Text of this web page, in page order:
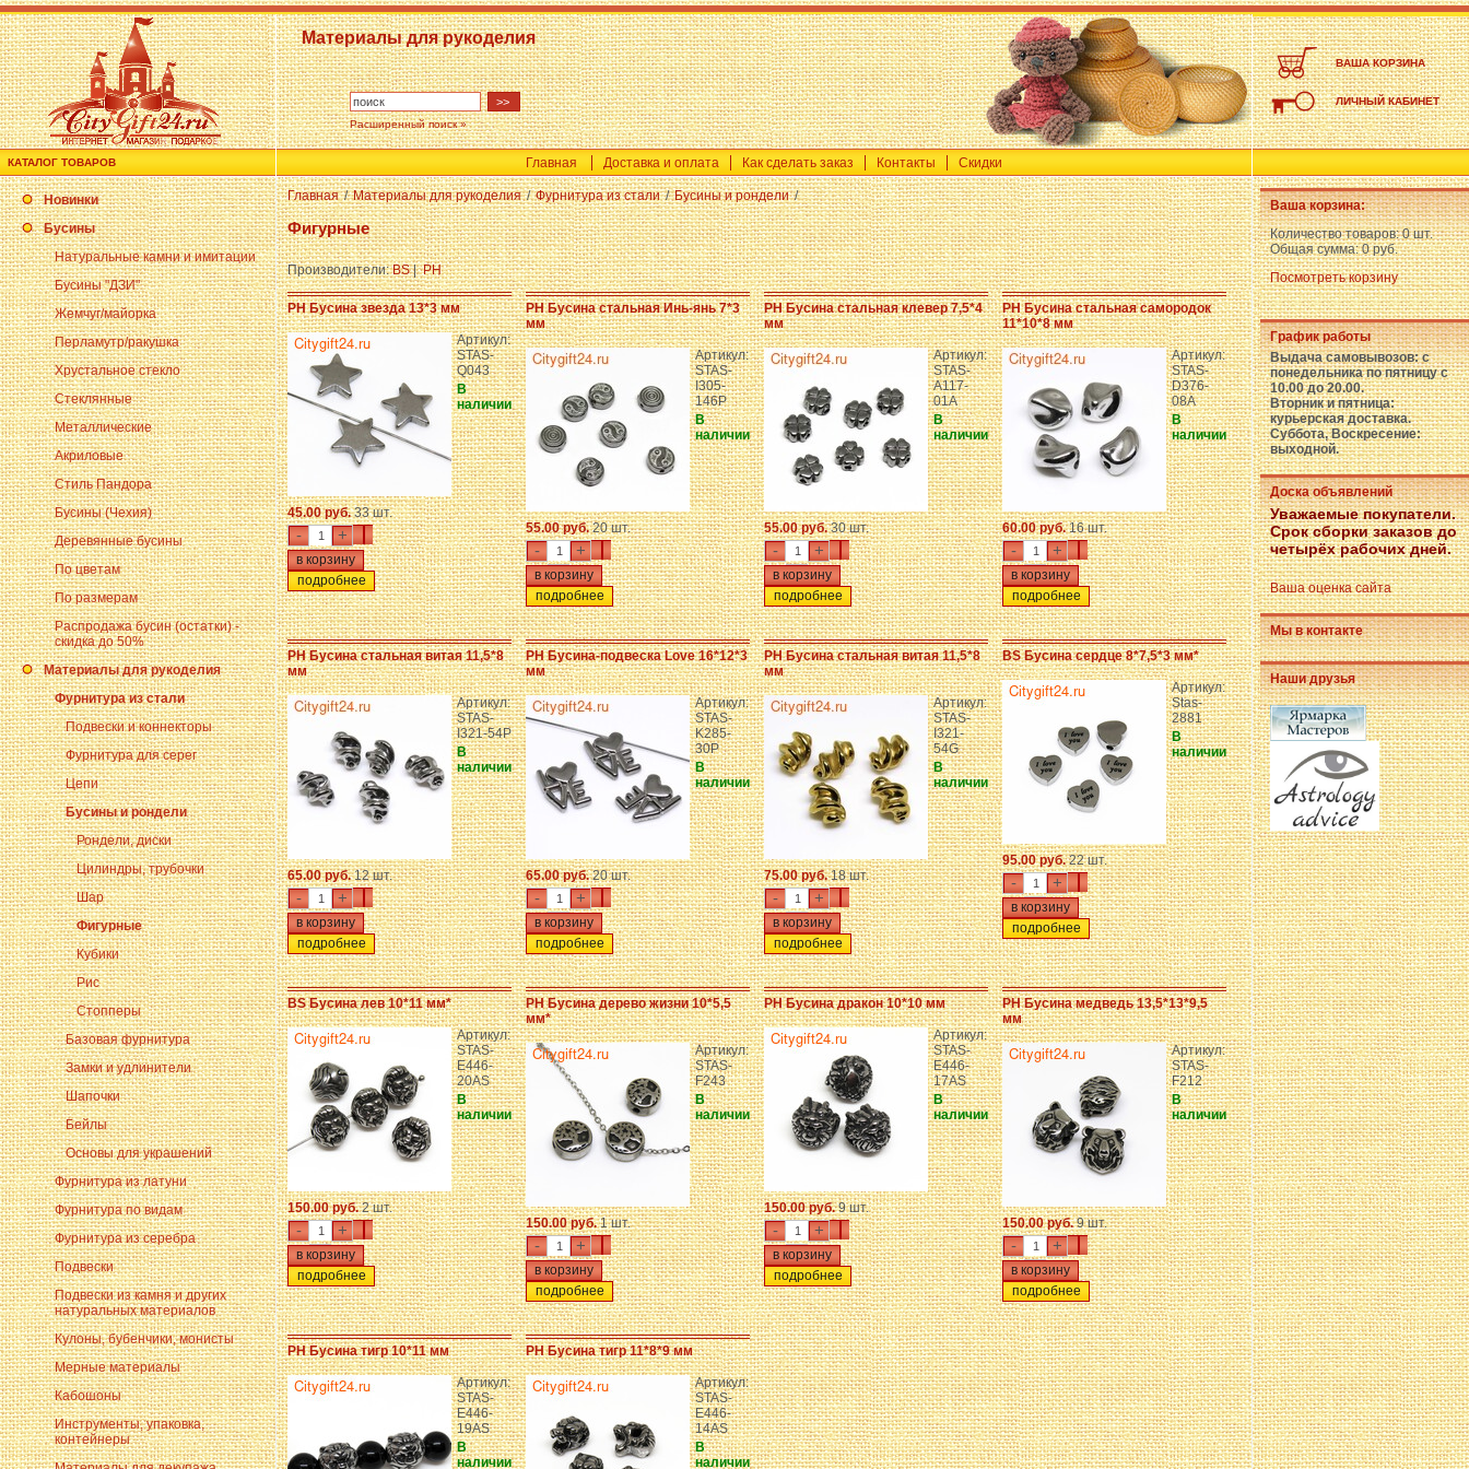
Материалы для рукоделия
Расширенный поиск »
ВАША КОРЗИНА
ЛИЧНЫЙ КАБИНЕТ
КАТАЛОГ ТОВАРОВ Главная Доставка и оплата Как сделать заказ Контакты Скидки
Новинки
Бусины
Натуральные камни и имитации
Бусины "ДЗИ"
Жемчуг/майорка
Перламутр/ракушка
Хрустальное стекло
Стеклянные
Металлические
Акриловые
Стиль Пандора
Бусины (Чехия)
Деревянные бусины
По цветам
По размерам
Распродажа бусин (остатки) -
скидка до 50%
Материалы для рукоделия
Фурнитура из стали
Подвески и коннекторы
Фурнитура для серег
Цепи
Бусины и рондели
Рондели, диски
Цилиндры, трубочки
Шар
Фигурные
Кубики
Рис
Стопперы
Базовая фурнитура
Замки и удлинители
Шапочки
Бейлы
Основы для украшений
Фурнитура из латуни
Фурнитура по видам
Фурнитура из серебра
Подвески
Подвески из камня и других
натуральных материалов
Кулоны, бубенчики, монисты
Мерные материалы
Кабошоны
Инструменты, упаковка,
контейнеры
Главная / Материалы для рукоделия / Фурнитура из стали / Бусины и рондели /
Фигурные
Производители:BS| PH
PH Бусина звезда 13*3 мм
Артикул:
STAS-
Q043
В
наличии
45.00 руб.33 шт.
- +
подробнее
PH Бусина стальная Инь-янь 7*3
мм
Артикул:
STAS-
I305-
146P
В
наличии
55.00 руб.20 шт.
- +
подробнее
PH Бусина стальная клевер 7,5*4
мм
Артикул:
STAS-
A117-
01A
В
наличии
55.00 руб.30 шт.
- +
подробнее
PH Бусина стальная самородок
11*10*8 мм
Артикул:
STAS-
D376-
08A
В
наличии
60.00 руб.16 шт.
- +
подробнее
PH Бусина стальная витая 11,5*8
мм
Артикул:
STAS-
I321-54P
В
наличии
65.00 руб.12 шт.
- +
подробнее
PH Бусина-подвеска Love 16*12*3
мм
Артикул:
STAS-
K285-
30P
В
наличии
65.00 руб.20 шт.
- +
подробнее
PH Бусина стальная витая 11,5*8
мм
Артикул:
STAS-
I321-
54G
В
наличии
75.00 руб.18 шт.
- +
подробнее
BS Бусина сердце 8*7,5*3 мм*
Артикул:
Stas-
2881
В
наличии
95.00 руб.22 шт.
- +
подробнее
BS Бусина лев 10*11 мм*
Артикул:
STAS-
E446-
20AS
В
наличии
150.00 руб.2 шт.
- +
подробнее
PH Бусина дерево жизни 10*5,5
мм*
Артикул:
STAS-
F243
В
наличии
150.00 руб.1 шт.
- +
подробнее
PH Бусина дракон 10*10 мм
Артикул:
STAS-
E446-
17AS
В
наличии
150.00 руб.9 шт.
- +
подробнее
PH Бусина медведь 13,5*13*9,5
мм
Артикул:
STAS-
F212
В
наличии
150.00 руб.9 шт.
- +
подробнее
PH Бусина тигр 10*11 мм
Артикул:
STAS-
E446-
19AS
В
наличии
PH Бусина тигр 11*8*9 мм
Артикул:
STAS-
E446-
14AS
В
наличии
Ваша корзина:
Количество товаров:0 шт.
Общая сумма:0 руб.
Посмотреть корзину
График работы
Выдача самовывозов: с
понедельника по пятницу с
10.00 до 20.00.
Вторник и пятница:
курьерская доставка.
Суббота, Воскресение:
выходной.
Доска объявлений
Уважаемые покупатели.
Срок сборки заказов до
четырёх рабочих дней.
Ваша оценка сайта
Мы в контакте
Наши друзья